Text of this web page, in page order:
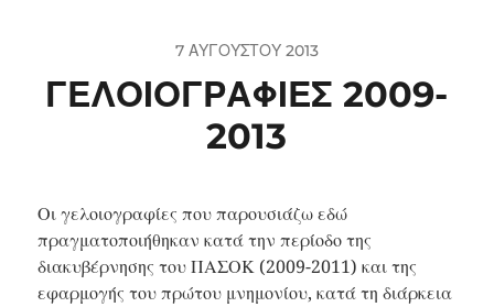
7 ΑΥΓΟΎΣΤΟΥ 2013
ΓΕΛΟΙΟΓΡΑΦΊΕΣ 2009-
2013
Οι γελοιογραφίες που παρουσιάζω εδώ
πραγματοποιήθηκαν κατά την περίοδο της
διακυβέρνησης του ΠΑΣΟΚ (2009-2011) και της
εφαρμογής του πρώτου μνημονίου, κατά τη διάρκεια